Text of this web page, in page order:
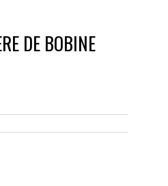
DE BOBINE